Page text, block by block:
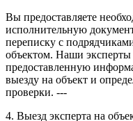
Вы предоставляете
исполнительную
переписку с
объектом. Наши эксперты
предоставленную
выезду на объект и
проверки. ---
4. Выезд эксперта на